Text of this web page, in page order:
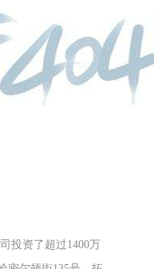
投资了超过1400万